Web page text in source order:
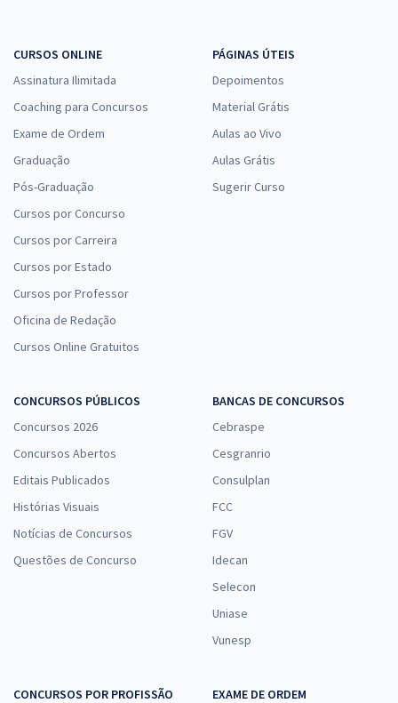
CURSOS ONLINE
Assinatura Ilimitada
Coaching para Concursos
Exame de Ordem
Graduação
Pós-Graduação
Cursos por Concurso
Cursos por Carreira
Cursos por Estado
Cursos por Professor
Oficina de Redação
Cursos Online Gratuitos
PÁGINAS ÚTEIS
Depoimentos
Material Grátis
Aulas ao Vivo
Aulas Grátis
Sugerir Curso
CONCURSOS PÚBLICOS
Concursos 2026
Concursos Abertos
Editais Publicados
Histórias Visuais
Notícias de Concursos
Questões de Concurso
BANCAS DE CONCURSOS
Cebraspe
Cesgranrio
Consulplan
FCC
FGV
Idecan
Selecon
Uniase
Vunesp
CONCURSOS POR PROFISSÃO
EXAME DE ORDEM